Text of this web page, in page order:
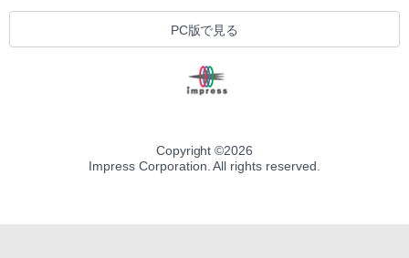
PC版で見る
Copyright ©2026
Impress Corporation. All rights reserved.